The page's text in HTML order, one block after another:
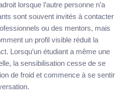
lorsque l’autre personne n’a
sont souvent invités à contacter
ou des mentors, mais
un profil visible réduit la
Lorsqu’un étudiant a même une
la sensibilisation cesse de se
de froid et commence à se sentir